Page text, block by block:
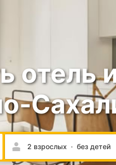
отель
2 взрослых ·без детей